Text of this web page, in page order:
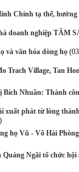
Chính tạ thế, hưởng
doanh nghiệp TÂM
và văn hóa dòng họ
Trach Village, Tan
Nhuần: Thành
xuất phát từ lòng
họ Vũ - Võ Hải
Ngãi tổ chức hội